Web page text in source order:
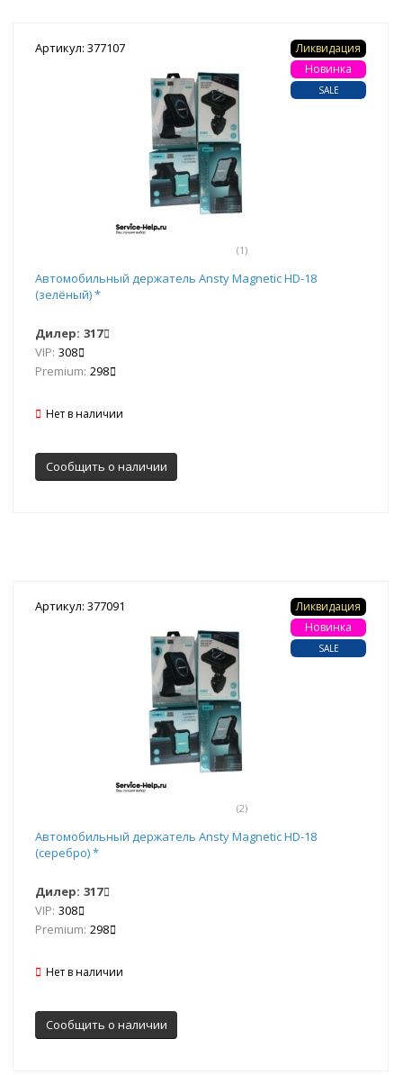
Артикул: 377107
(1)
Ликвидация
Новинка
SALE
Автомобильный держатель Ansty Magnetic HD-18
(зелёный) *
Дилер: 317
VIP: 308
Premium: 298
Нет в наличии
Сообщить о наличии
Артикул: 377091
(2)
Ликвидация
Новинка
SALE
Автомобильный держатель Ansty Magnetic HD-18
(серебро) *
Дилер: 317
VIP: 308
Premium: 298
Нет в наличии
Сообщить о наличии